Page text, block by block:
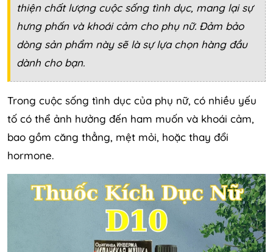
thiện chất lượng cuộc sống tình dục, mang lại sự
hưng phấn và khoái cảm cho phụ nữ. Đảm bảo
dòng sản phẩm này sẽ là sự lựa chọn hàng đầu
dành cho bạn.
Trong cuộc sống tình dục của phụ nữ, có nhiều yếu
tố có thể ảnh hưởng đến ham muốn và khoái cảm,
bao gồm căng thẳng, mệt mỏi, hoặc thay đổi
hormone.